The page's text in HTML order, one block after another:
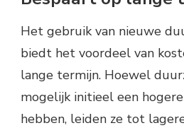
Het gebruik van nieuwe
biedt het voordeel van
lange termijn. Hoewel
mogelijk initieel een hogere
hebben, leiden ze tot